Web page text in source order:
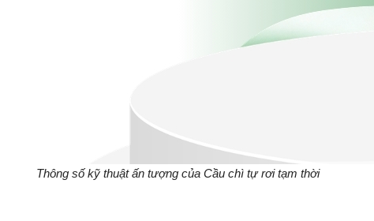
Thông số kỹ thuật ấn tượng của Cầu chì tự rơi tạm thời